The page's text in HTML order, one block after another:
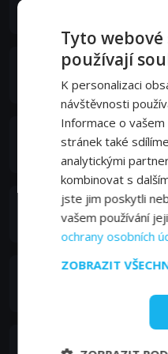
Lincoln Huffman
Katrina Kaevich
Matthew Lee Kwen
Young Ozzie
James Kingstone
Tyto
používají
K personalizaci
návštěvnosti
Informace o vašem
stránek také
analytickými
kombinovat s
jste jim poskytli
vašem používání
ochrany osobních
ZOBRAZIT